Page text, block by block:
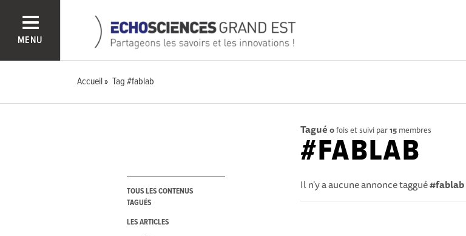
MENU
Accueil Tag #fablab
TOUS LES CONTENUS
TAGUÉS
LES ARTICLES
Tagué 0fois et suivi par15 membres
#FABLAB
Il n'y a aucune annonce taggué#fablab